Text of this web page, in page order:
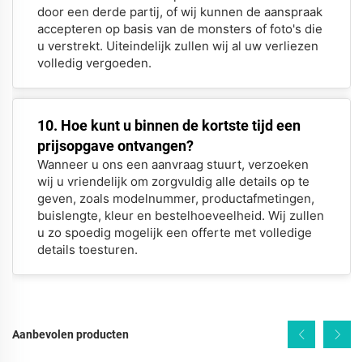
door een derde partij, of wij kunnen de aanspraak
accepteren op basis van de monsters of foto's die
u verstrekt. Uiteindelijk zullen wij al uw verliezen
volledig vergoeden.
10. Hoe kunt u binnen de kortste tijd een
prijsopgave ontvangen?
Wanneer u ons een aanvraag stuurt, verzoeken
wij u vriendelijk om zorgvuldig alle details op te
geven, zoals modelnummer, productafmetingen,
buislengte, kleur en bestelhoeveelheid. Wij zullen
u zo spoedig mogelijk een offerte met volledige
details toesturen.
Aanbevolen producten